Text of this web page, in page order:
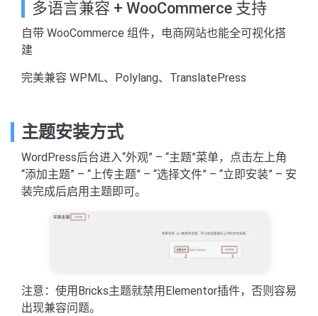
多语言兼容 + WooCommerce 支持
自带 WooCommerce 组件，电商网站也能全可视化搭
建
完美兼容 WPML、Polylang、TranslatePress
主题安装方式
WordPress后台进入“外观” – “主题”菜单，点击左上角
“添加主题” – “上传主题” – “选择文件” – “立即安装” – 安
装完成后启用主题即可。
注意：使用Bricks主题就禁用Elementor插件，否则容易
出现兼容问题。